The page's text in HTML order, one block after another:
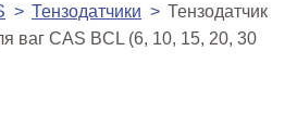
Тензодатчики
Тензодатчик
ваг CAS BCL (6, 10, 15, 20, 30